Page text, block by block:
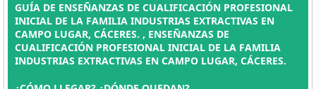
GUÍA DE ENSEÑANZAS DE CUALIFICACIÓN PROFESIONAL
INICIAL DE LA FAMILIA INDUSTRIAS EXTRACTIVAS EN
CAMPO LUGAR, CÁCERES. , ENSEÑANZAS DE
CUALIFICACIÓN PROFESIONAL INICIAL DE LA FAMILIA
INDUSTRIAS EXTRACTIVAS EN CAMPO LUGAR, CÁCERES.